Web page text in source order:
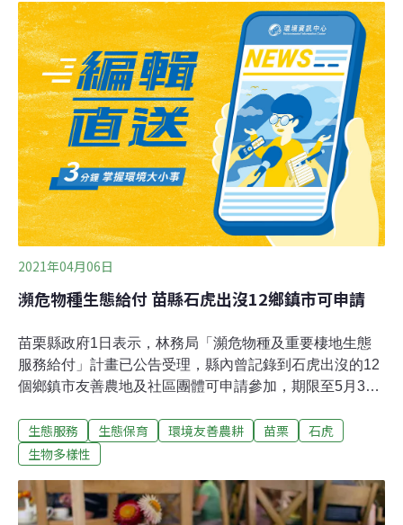
的需求不盡相同，使我們得以從都市、郊區、農村到森
林，從平地到高海拔山區，都有機會觀察到不同蛙類。不
過，相較於其他陸域脊椎動物，蛙類對水的需求較高。為
了保持身體濕潤，青蛙通常不太會離水太遠或久待過乾的
地方。因為如此特殊的生理特性，青蛙的活動也易受到水
的限制，因而與富有淡水資源的農地產生諸多連結。在農
村的溪溝、灌溉渠道、水田、蓄水農塘等濕潤的環境，皆
不難發現牠們的蹤跡。除了研究人員和自然觀察愛好者之
外，最常接觸蛙類的人類非農友莫屬了，我們可以從蛙類
的
2021年04月06日
瀕危物種生態給付 苗縣石虎出沒12鄉鎮市可申請
苗栗縣政府1日表示，林務局「瀕危物種及重要棲地生態
服務給付」計畫已公告受理，縣內曾記錄到石虎出沒的12
個鄉鎮市友善農地及社區團體可申請參加，期限至5月30
案是前兩年友善石虎生態服務給付計畫的升級版，實施地
區從過去通霄、西湖、苑裡3鄉鎮，擴大到12鄉鎮市，包
三灣鄉、南庄鄉、卓蘭鎮、通霄鎮、苑裡鎮及後龍鎮。張
葦表示，只要這12鄉鎮市內實際從事農業生產的農牧用
生態服務 生態保育 環境友善農耕 苗栗
石虎
生物多樣性